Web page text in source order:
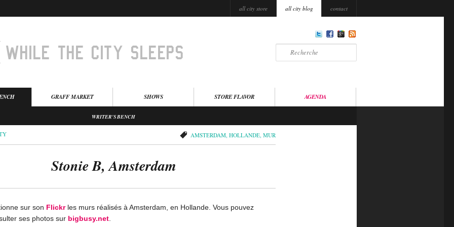
all city store all city blog contact
GRAFF MARKET SHOWS STORE FLAVOR AGENDA
WRITER'S BENCH
AMSTERDAM HOLLANDE MUR
Stonie B, Amsterdam
sur son Flickrles murs réalisés à Amsterdam, en Hollande. Vous pouvez
ses photos sur bigbusy.net